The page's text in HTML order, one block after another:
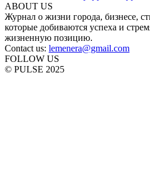
ABOUT US
Журнал о жизни города, бизнесе,
которые добиваются успеха и
жизненную позицию.
Contact us: lemenera@gmail.com
FOLLOW US
© PULSE 2025